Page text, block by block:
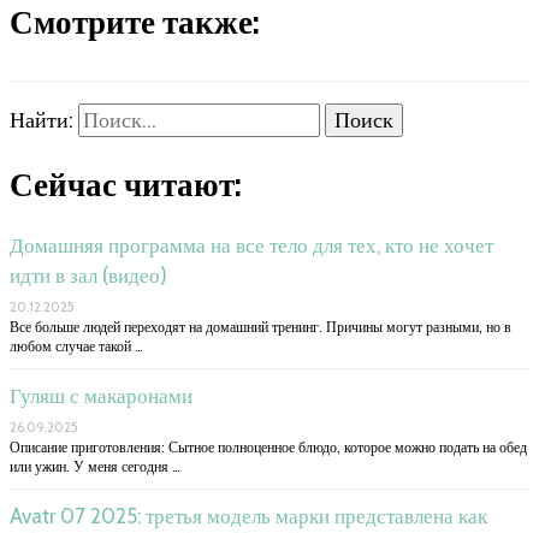
Смотрите также:
Найти:
Сейчас читают:
Домашняя программа на все тело для тех, кто не хочет
идти в зал (видео)
20.12.2025
Все больше людей переходят на домашний тренинг. Причины могут разными, но в
любом случае такой …
Гуляш с макаронами
26.09.2025
Описание приготовления: Сытное полноценное блюдо, которое можно подать на обед
или ужин. У меня сегодня …
Avatr 07 2025: третья модель марки представлена как